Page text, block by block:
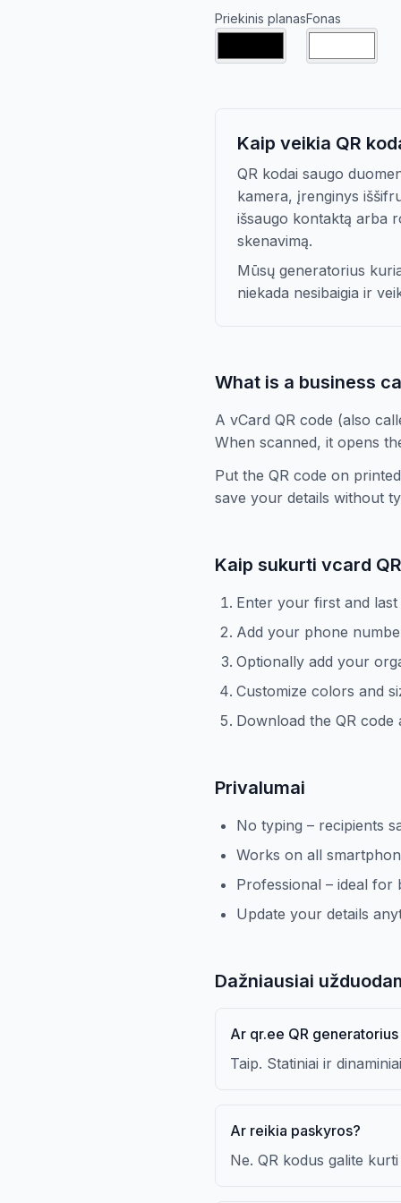
Priekinis planasFonas
Kaip veikia QR
QR kodai saugo
kamera, įrenginys
išsaugo kontaktą arba
skenavimą.
Mūsų generatorius
niekada nesibaigia ir
What is a business
A vCard QR code (also
When scanned, it opens
Put the QR code on
save your details without
Kaip sukurti vcard
Enter your first and last
Add your phone
Optionally add your
Customize colors and
Download the QR
Privalumai
No typing – recipients
Works on all
Professional – ideal for
Update your details
Dažniausiai
Ar qr.ee QR
Taip. Statiniai ir
Ar reikia paskyros?
Ne. QR kodus galite